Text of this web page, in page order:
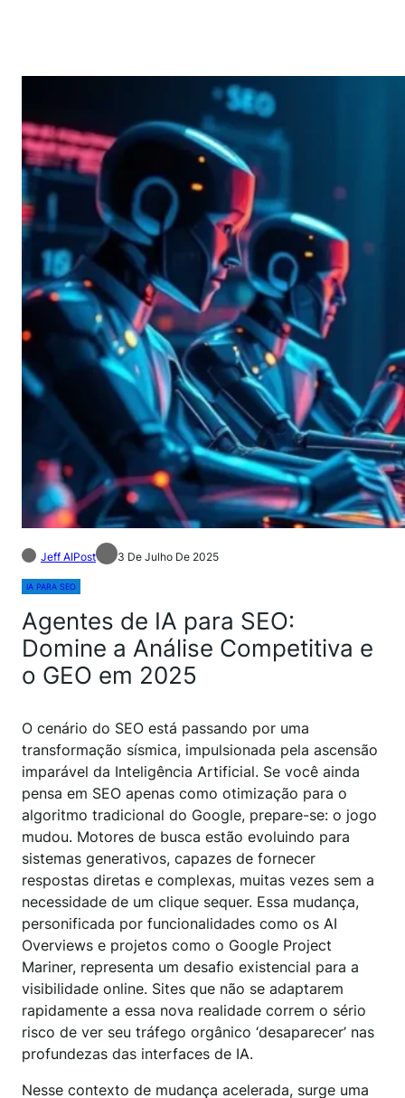
Jeff AIPost 3 De Julho De 2025
IA PARA SEO
Agentes de IA para SEO:
Domine a Análise Competitiva e
o GEO em 2025
O cenário do SEO está passando por uma
transformação sísmica, impulsionada pela ascensão
imparável da Inteligência Artificial. Se você ainda
pensa em SEO apenas como otimização para o
algoritmo tradicional do Google, prepare-se: o jogo
mudou. Motores de busca estão evoluindo para
sistemas generativos, capazes de fornecer
respostas diretas e complexas, muitas vezes sem a
necessidade de um clique sequer. Essa mudança,
personificada por funcionalidades como os AI
Overviews e projetos como o Google Project
Mariner, representa um desafio existencial para a
visibilidade online. Sites que não se adaptarem
rapidamente a essa nova realidade correm o sério
risco de ver seu tráfego orgânico ‘desaparecer’ nas
profundezas das interfaces de IA.
Nesse contexto de mudança acelerada, surge uma